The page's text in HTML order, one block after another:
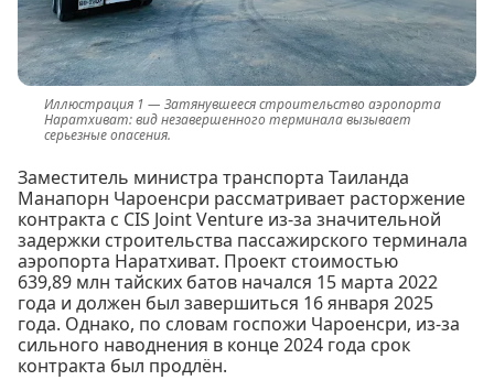
Затянувшееся строительство аэропорта
Наратхиват: вид незавершенного терминала вызывает
серьезные опасения.
Заместитель министра транспорта Таиланда
Манапорн Чароенсри рассматривает расторжение
контракта с CIS Joint Venture из-за значительной
задержки строительства пассажирского терминала
аэропорта Наратхиват. Проект стоимостью
639,89 млн тайских батов начался 15 марта 2022
года и должен был завершиться 16 января 2025
года. Однако, по словам госпожи Чароенсри, из-за
сильного наводнения в конце 2024 года срок
контракта был продлён.